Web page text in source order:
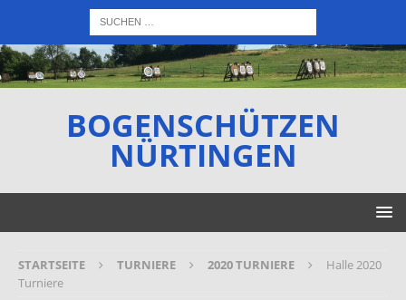
BOGENSCHÜTZEN
NÜRTINGEN
STARTSEITE TURNIERE 2020 TURNIERE
Halle 2020
Turniere